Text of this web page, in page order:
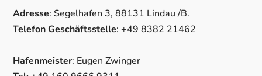
Adresse: Segelhafen 3, 88131 Lindau /B.
Telefon Geschäftsstelle: +49 8382 21462
Hafenmeister: Eugen Zwinger